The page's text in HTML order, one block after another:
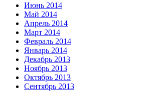
Июнь 2014
Май 2014
Апрель 2014
Март 2014
Февраль 2014
Январь 2014
Декабрь 2013
Ноябрь 2013
Октябрь 2013
Сентябрь 2013